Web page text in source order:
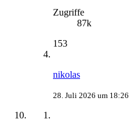
Zugriffe
87k
153
nikolas
28. Juli 2026 um 18:26